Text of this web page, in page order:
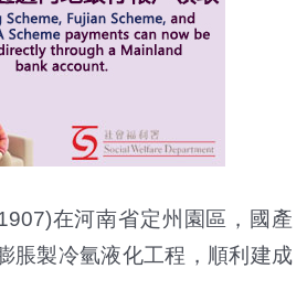
在河南省定州園區，國產
脹製冷氫液化工程，順利建成